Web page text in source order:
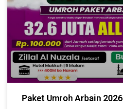
Paket Umroh Arbain 2026